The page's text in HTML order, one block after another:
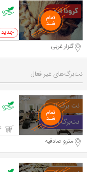
0 خرید
گلزار غربی
نت‌برگ‌های غیر فعال
مترو صادقیه